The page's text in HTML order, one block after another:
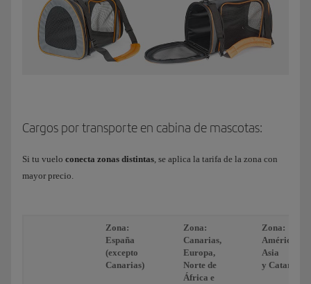
Cargos por transporte en cabina de mascotas:
Si tu vuelo conecta zonas distintas, se aplica la tarifa de la zona con
mayor precio.
Zona:
España
(excepto
Canarias)
Zona:
Canarias,
Europa,
Norte de
África e
Zona:
América,
Asia
y Catar